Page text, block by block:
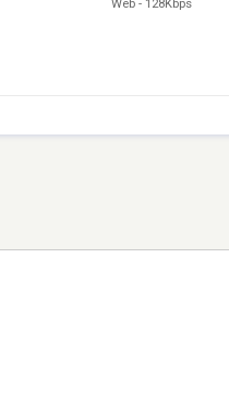
Web - 128Kbps